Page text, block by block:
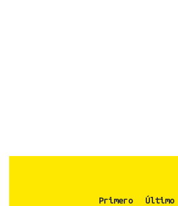
Primero Último